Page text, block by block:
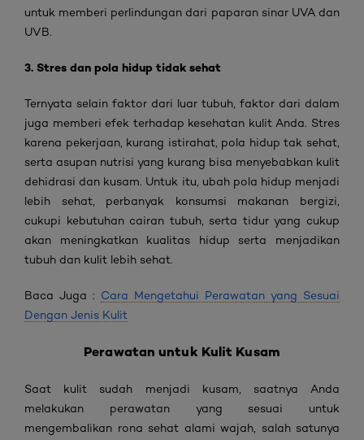
untuk memberi perlindungan dari paparan sinar UVA dan
UVB.
3. Stres dan pola hidup tidak sehat
Ternyata selain faktor dari luar tubuh, faktor dari dalam
juga memberi efek terhadap kesehatan kulit Anda. Stres
karena pekerjaan, kurang istirahat, pola hidup tak sehat,
serta asupan nutrisi yang kurang bisa menyebabkan kulit
dehidrasi dan kusam. Untuk itu, ubah pola hidup menjadi
lebih sehat, perbanyak konsumsi makanan bergizi,
cukupi kebutuhan cairan tubuh, serta tidur yang cukup
akan meningkatkan kualitas hidup serta menjadikan
tubuh dan kulit lebih sehat.
Baca Juga : Cara Mengetahui Perawatan yang Sesuai
Dengan Jenis Kulit
Perawatan untuk Kulit Kusam
Saat kulit sudah menjadi kusam, saatnya Anda
melakukan perawatan yang sesuai untuk
mengembalikan rona sehat alami wajah, salah satunya